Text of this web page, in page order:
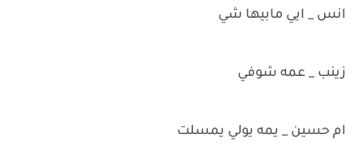
انس _ ايي مابيها شي
زينب _ عمه شوفي
ام حسين _ يمه يولي يمسلت